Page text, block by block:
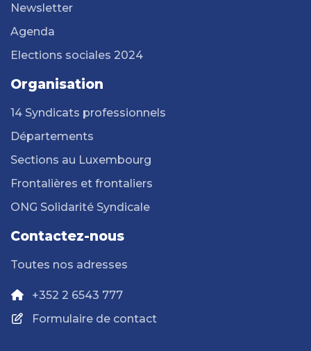
Newsletter
Agenda
Elections sociales 2024
Organisation
14 Syndicats professionnels
Départements
Sections au Luxembourg
Frontalières et frontaliers
ONG Solidarité Syndicale
Contactez-nous
Toutes nos adresses
+352 2 6543 777
Formulaire de contact